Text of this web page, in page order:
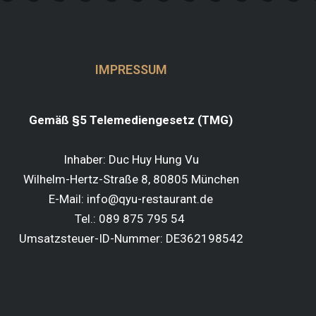
IMPRESSUM
Gemäß §5 Telemediengesetz (TMG)
Inhaber: Duc Huy Hung Vu
Wilhelm-Hertz-Straße 8, 80805 München
E-Mail: info@qyu-restaurant.de
Tel.: 089 875 795 54
Umsatzsteuer-ID-Nummer: DE362198542